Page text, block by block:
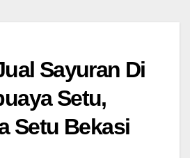
Sayuran Di
Setu,
Setu Bekasi